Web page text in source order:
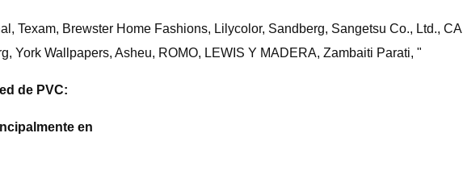
Texam, Brewster Home Fashions, Lilycolor, Sandberg, Sangetsu Co., Ltd.,
York Wallpapers, Asheu, ROMO, LEWIS Y MADERA, Zambaiti Parati, "
de PVC:
en